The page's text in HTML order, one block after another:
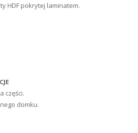
HDF pokrytej laminatem.
części.
domku.